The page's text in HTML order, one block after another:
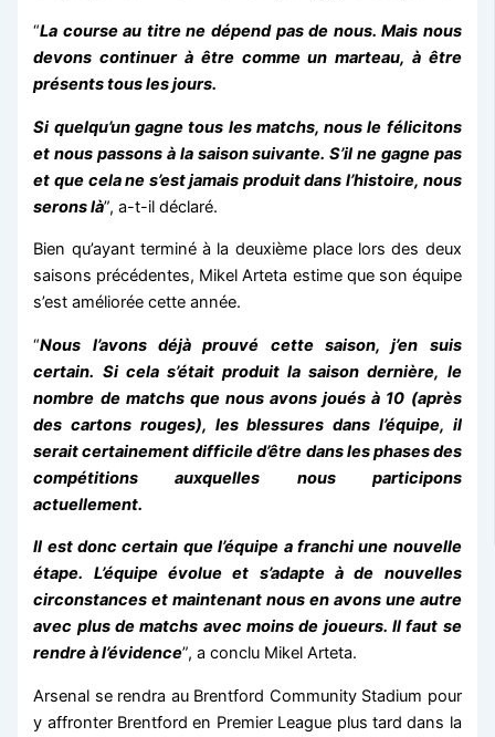
“La course au titre ne dépend pas de nous. Mais nous
devons continuer à être comme un marteau, à être
présents tous les jours.
Si quelqu’un gagne tous les matchs, nous le félicitons
et nous passons à la saison suivante. S’il ne gagne pas
et que cela ne s’est jamais produit dans l’histoire, nous
serons là”, a-t-il déclaré.
Bien qu’ayant terminé à la deuxième place lors des deux
saisons précédentes, Mikel Arteta estime que son équipe
s’est améliorée cette année.
“Nous l’avons déjà prouvé cette saison, j’en suis
certain. Si cela s’était produit la saison dernière, le
nombre de matchs que nous avons joués à 10 (après
des cartons rouges), les blessures dans l’équipe, il
serait certainement difficile d’être dans les phases des
compétitions auxquelles nous participons
actuellement.
Il est donc certain que l’équipe a franchi une nouvelle
étape. L’équipe évolue et s’adapte à de nouvelles
circonstances et maintenant nous en avons une autre
avec plus de matchs avec moins de joueurs. Il faut se
rendre à l’évidence”, a conclu Mikel Arteta.
Arsenal se rendra au Brentford Community Stadium pour
y affronter Brentford en Premier League plus tard dans la